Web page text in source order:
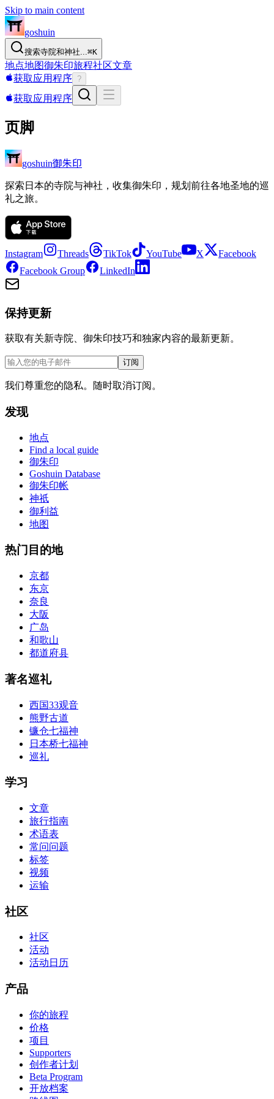
Skip to main content
goshuin
搜索寺院和神社...⌘K
地点地图御朱印旅程社区文章
获取应用程序 ?
获取应用程序
页脚
goshuin御朱印
探索日本的寺院与神社，收集御朱印，规划前往各地圣地的巡
礼之旅。
Instagram Threads TikTok YouTube X
Facebook
Facebook Group
LinkedIn
保持更新
获取有关新寺院、御朱印技巧和独家内容的最新更新。
订阅
我们尊重您的隐私。随时取消订阅。
发现
地点
Find a local guide
御朱印
Goshuin Database
御朱印帐
神祇
御利益
地图
热门目的地
京都
东京
奈良
大阪
广岛
和歌山
都道府县
著名巡礼
西国33观音
熊野古道
镰仓七福神
日本桥七福神
巡礼
学习
文章
旅行指南
术语表
常问问题
标签
视频
运输
社区
社区
活动
活动日历
产品
你的旅程
价格
项目
Supporters
创作者计划
Beta Program
开放档案